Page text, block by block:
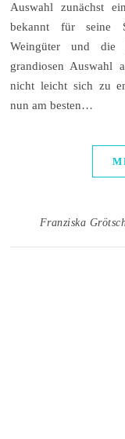
Auswahl zunächst
bekannt für seine
Weingüter und die
grandiosen Auswahl
nicht leicht sich zu
nun am besten…
Franziska